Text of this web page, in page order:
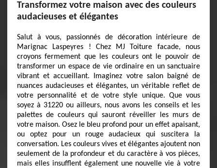
Transformez votre maison avec des couleurs
audacieuses et élégantes
Salut à vous, passionnés de décoration intérieure de
Marignac Laspeyres ! Chez MJ Toiture facade, nous
croyons fermement que les couleurs ont le pouvoir de
transformer un espace de vie ordinaire en un sanctuaire
vibrant et accueillant. Imaginez votre salon baigné de
nuances audacieuses et élégantes, un véritable reflet de
votre personnalité et de votre style unique. Que vous
soyez à 31220 ou ailleurs, nous avons les conseils et les
palettes de couleurs qui sauront réveiller les murs de
votre maison. Osez le bleu profond pour un effet apaisant,
ou optez pour un rouge audacieux qui suscitera la
conversation. Les couleurs vives et élégantes ajoutent non
seulement de la profondeur et du caractère à vos pièces,
mais elles insufflent également une nouvelle vie à votre